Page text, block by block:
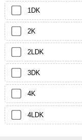
1DK
2K
2LDK
3DK
4K
4LDK